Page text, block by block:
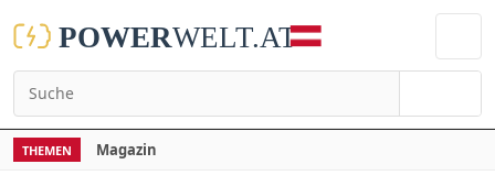
THEMEN Magazin